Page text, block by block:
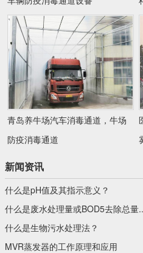
青岛养牛场汽车消毒通道，牛场
防疫消毒通道
新闻资讯
什么是pH值及其指示意义？‍
什么是废水处理量或BOD5去除总量
什么是生物污水处理法？‍
MVR蒸发器的工作原理和应用